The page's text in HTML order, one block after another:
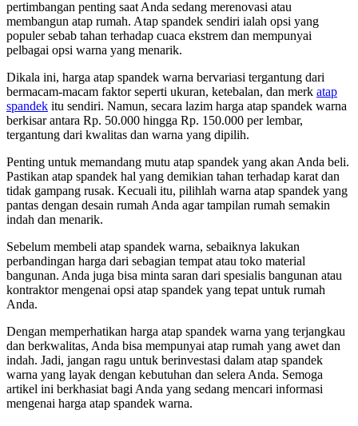
pertimbangan penting saat Anda sedang merenovasi atau
membangun atap rumah. Atap spandek sendiri ialah opsi yang
populer sebab tahan terhadap cuaca ekstrem dan mempunyai
pelbagai opsi warna yang menarik.
Dikala ini, harga atap spandek warna bervariasi tergantung dari
bermacam-macam faktor seperti ukuran, ketebalan, dan merk atap
spandek itu sendiri. Namun, secara lazim harga atap spandek warna
berkisar antara Rp. 50.000 hingga Rp. 150.000 per lembar,
tergantung dari kwalitas dan warna yang dipilih.
Penting untuk memandang mutu atap spandek yang akan Anda beli.
Pastikan atap spandek hal yang demikian tahan terhadap karat dan
tidak gampang rusak. Kecuali itu, pilihlah warna atap spandek yang
pantas dengan desain rumah Anda agar tampilan rumah semakin
indah dan menarik.
Sebelum membeli atap spandek warna, sebaiknya lakukan
perbandingan harga dari sebagian tempat atau toko material
bangunan. Anda juga bisa minta saran dari spesialis bangunan atau
kontraktor mengenai opsi atap spandek yang tepat untuk rumah
Anda.
Dengan memperhatikan harga atap spandek warna yang terjangkau
dan berkwalitas, Anda bisa mempunyai atap rumah yang awet dan
indah. Jadi, jangan ragu untuk berinvestasi dalam atap spandek
warna yang layak dengan kebutuhan dan selera Anda. Semoga
artikel ini berkhasiat bagi Anda yang sedang mencari informasi
mengenai harga atap spandek warna.